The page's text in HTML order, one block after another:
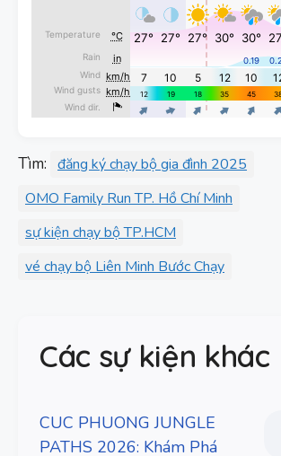
Tìm: đăng ký chạy bộ gia đình 2025
OMO Family Run TP. Hồ Chí Minh
sự kiện chạy bộ TP.HCM
vé chạy bộ Liên Minh Bước Chạy
Các sự kiện khác
CUC PHUONG JUNGLE
PATHS 2026: Khám Phá